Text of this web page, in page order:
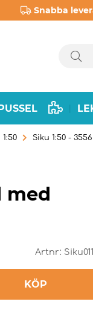
Snabba
1:50 Siku 1:50 -
med
Artnr:
KÖP